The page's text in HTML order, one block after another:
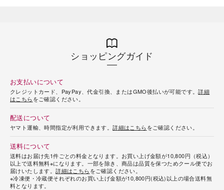
ショッピングガイド
お支払いについて
クレジットカード、PayPay、代金引換、またはGMO後払いが可能です。詳細
はこちらをご確認ください。
配送について
ヤマト運輸、時間指定が利用できます。詳細はこちらをご確認ください。
送料について
送料はお届け先1件ごとの料金となります。お買い上げ金額が10,800円（税込）
以上で送料無料※になります。一部を除き、商品は品質を保つためクール便でお
届けいたします。詳細はこちらをご確認ください。
※冷凍便・冷蔵便それぞれのお買い上げ金額が10,800円(税込)以上の場合送料無
料となります。